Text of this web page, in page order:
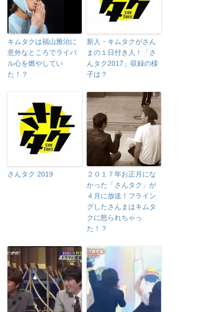
キムタクは福山雅治に
意外なところでライバ
ル心を燃やしてい
た！？
新人・キムタクがさん
まの１日付き人！「さ
んタク2017」収録の様
子は？
さんタク 2019
２０１７年お正月にな
かった「さんタク」が
４月に放送！フライン
グしたさんまはキムタ
クに怒られちゃっ
た！？